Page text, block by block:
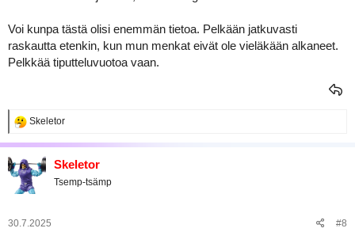
Voi kunpa tästä olisi enemmän tietoa. Pelkään jatkuvasti
raskautta etenkin, kun mun menkat eivät ole vieläkään alkaneet.
Pelkkää tiputteluvuotoa vaan.
R
a
t
i
o
:
Skeletor
Skeletor
Tsemp-tsämp
30.7.2025 #8